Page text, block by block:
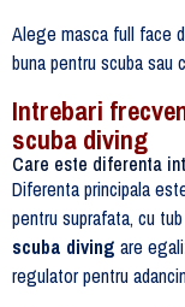
Alege masca full face
buna pentru scuba sau
Intrebari
scuba diving
Care este diferenta
Diferenta principala
pentru suprafata, cu
scuba diving are
regulator pentru